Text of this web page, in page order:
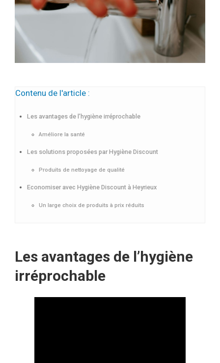
Contenu de l'article :
Les avantages de l’hygiène irréprochable
Améliore la santé
Les solutions proposées par Hygiène Discount
Produits de nettoyage de qualité
Economiser avec Hygiène Discount à Heyrieux
Un large choix de produits à prix réduits
Les avantages de l’hygiène
irréprochable